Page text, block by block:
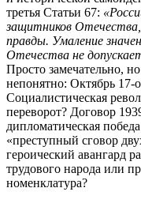
третья Статьи 67:
защитников
правды. Умаление
Отечества не
Просто замечательно,
непонятно: Октябрь 17-
Социалистическая
переворот? Договор
дипломатическая
«преступный сговор
героический авангард
трудового народа или
номенклатура?